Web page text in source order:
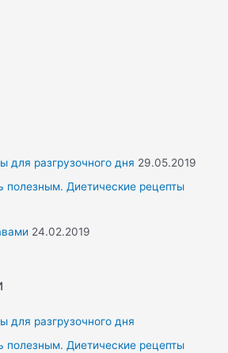
для разгрузочного дня 29.05.2019
Диетические рецепты
24.02.2019
для разгрузочного дня
Диетические рецепты